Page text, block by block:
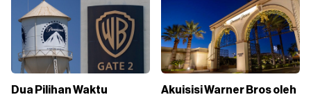
Dua Pilihan Waktu
Akuisisi Warner Bros oleh